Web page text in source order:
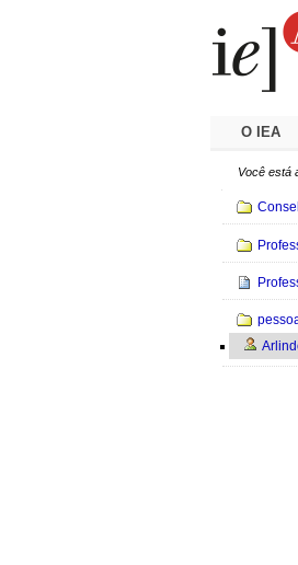
O IEA
Você está
Navegação